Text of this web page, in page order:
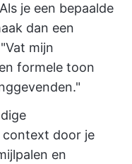
je een bepaalde
dan een
mijn
formele toon
door je
en